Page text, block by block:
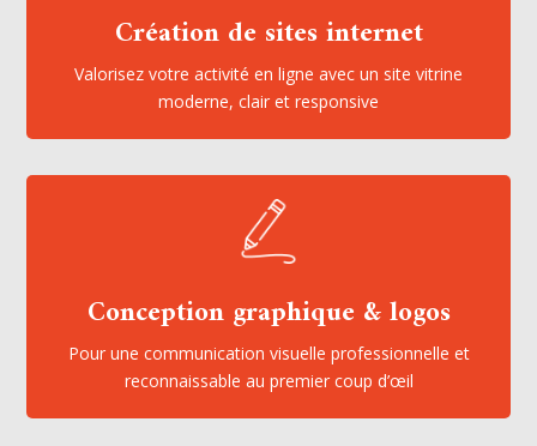
Création de sites internet
Valorisez votre activité en ligne avec un site vitrine
moderne, clair et responsive
Conception graphique & logos
Pour une communication visuelle professionnelle et
reconnaissable au premier coup d’œil